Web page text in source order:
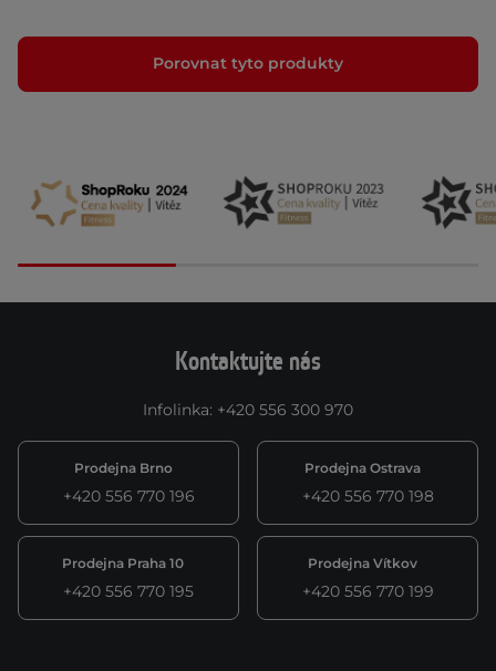
Porovnat tyto produkty
Kontaktujte nás
Infolinka: +420 556 300 970
Prodejna Brno
+420 556 770 196
Prodejna Ostrava
+420 556 770 198
Prodejna Praha 10
+420 556 770 195
Prodejna Vítkov
+420 556 770 199